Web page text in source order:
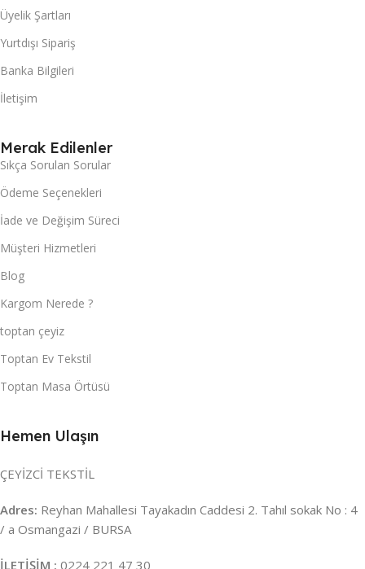
Üyelik Şartları
Yurtdışı Sipariş
Banka Bilgileri
İletişim
Merak Edilenler
Sıkça Sorulan Sorular
Ödeme Seçenekleri
İade ve Değişim Süreci
Müşteri Hizmetleri
Blog
Kargom Nerede ?
toptan çeyiz
Toptan Ev Tekstil
Toptan Masa Örtüsü
Hemen Ulaşın
ÇEYİZCİ TEKSTİL
Adres: Reyhan Mahallesi Tayakadın Caddesi 2. Tahıl sokak No : 4
/ a Osmangazi / BURSA
İLETİŞİM : 0224 221 47 30